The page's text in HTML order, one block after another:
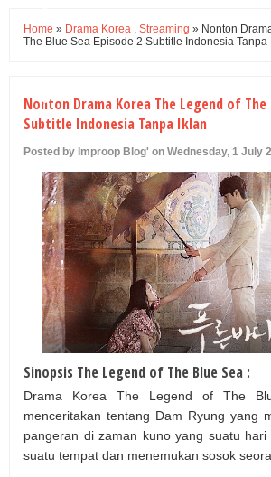
U
Home » Drama Korea , Streaming » Nonton
The Blue Sea Episode 2 Subtitle Indonesia Tanpa
Nonton Drama Korea The Legend of The
Subtitle Indonesia Tanpa Iklan
Posted by Improop Blog' on Wednesday, 1 July
Sinopsis The Legend of The Blue Sea :
Drama Korea The Legend of The
menceritakan tentang Dam Ryung yang
pangeran di zaman kuno yang suatu
suatu tempat dan menemukan sosok